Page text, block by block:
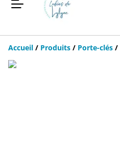
Accueil / Produits / Porte-clés /